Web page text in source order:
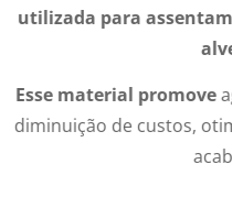
utilizada para
Esse material promove
diminuição de custos,